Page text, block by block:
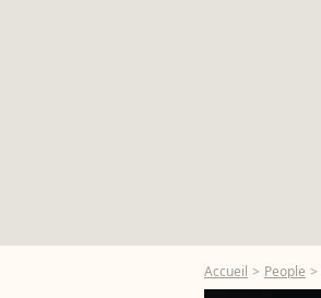
Accueil People